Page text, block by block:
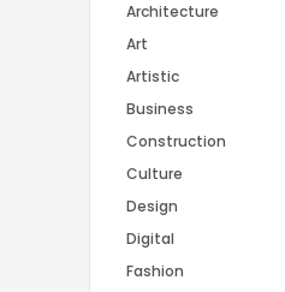
Architecture
Art
Artistic
Business
Construction
Culture
Design
Digital
Fashion